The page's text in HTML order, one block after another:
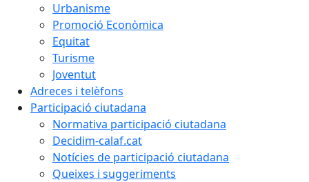
Urbanisme
Promoció Econòmica
Equitat
Turisme
Joventut
Adreces i telèfons
Participació ciutadana
Normativa participació ciutadana
Decidim-calaf.cat
Notícies de participació ciutadana
Queixes i suggeriments